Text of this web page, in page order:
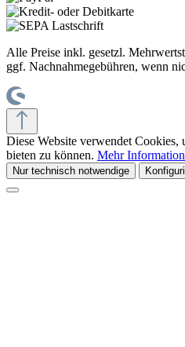
Alle Preise inkl. gesetzl.
ggf. Nachnahmegebühren, wenn
Diese Website verwendet
bieten zu können. Mehr
Nur technisch notwendige